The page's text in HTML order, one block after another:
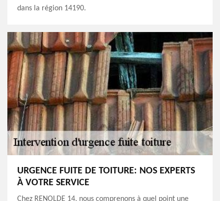
dans la région 14190.
URGENCE FUITE DE TOITURE: NOS EXPERTS
À VOTRE SERVICE
Chez RENOLDE 14, nous comprenons à quel point une